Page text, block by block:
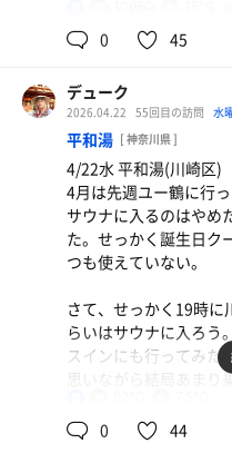
157cmの水風呂で立ち
ベランダで外気浴がで
クライニングが18脚し
はない。
誕生日クーポンはあと
okなのでGW後に行こ
に竹林があって風情が
炭酸泉を出て露天へ。
風呂。黄色というか褐
なくかろうじて足元が
うようなことはない。
いて源泉の方は42℃く
椅子が並んでいる。
よし、サ室に入ってみ
ュールが貼ってある。
てみるか。1列10人の
システム付。サ室温度
いにならないで楽しめ
そうだ。
れほど正確な時間に発
い。
受付の行列は覚悟して
程度で受付。確か誕生
たが聞いてみると今日
の会員証を提示してド
銭もかかっていないの
900を購入。
ロッカー室に行くと運
来た。ユー鶴みたいに
だが・・
カラン席に行ってナイ
があるなら次回からは
0 45
デューク
2026.04.22 55回目の訪問 水
平和湯 [ 神奈川県 ]
4/22水 平和湯(川崎区)
4月は先週ユー鶴に行
サウナに入るのはやめ
た。せっかく誕生日ク
つも使えていない。
さて、せっかく19時に
らいはサウナに入ろう
スインにも行ってみた
思いながら結局あまり
そうだな。帰り道にあ
0 44